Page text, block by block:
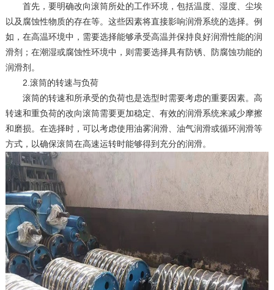
首先，要明确改向滚筒所处的工作环境，包括温度、湿度、尘埃
以及腐蚀性物质的存在等。这些因素将直接影响润滑系统的选择。例
如，在高温环境中，需要选择能够承受高温并保持良好润滑性能的润
滑剂；在潮湿或腐蚀性环境中，则需要选择具有防锈、防腐蚀功能的
润滑剂。
2.‌滚筒的转速与负荷‌
滚筒的转速和所承受的负荷也是选型时需要考虑的重要因素。高
转速和重负荷的改向滚筒需要更加稳定、有效的润滑系统来减少摩擦
和磨损。在选择时，可以考虑使用油雾润滑、油气润滑或循环润滑等
方式，以确保滚筒在高速运转时能够得到充分的润滑。